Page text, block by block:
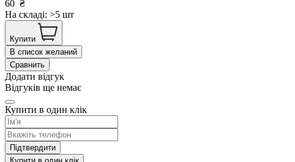
60 ₴
На складі: >5 шт
Купити
В список желаний
Сравнить
Додати відгук
Відгуків ще немає
Купити в один клік
Підтвердити